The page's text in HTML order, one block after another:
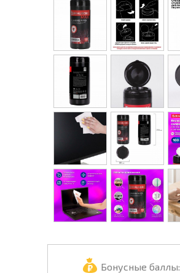
Бонусные баллы: